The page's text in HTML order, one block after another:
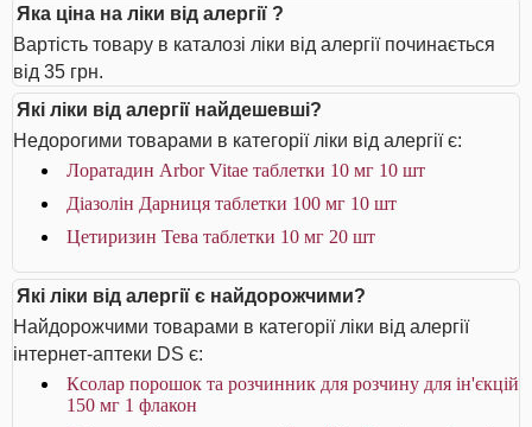
Яка ціна на ліки від алергії ?
Вартість товару в каталозі ліки від алергії починається
від 35 грн.
Які ліки від алергії найдешевші?
Недорогими товарами в категорії ліки від алергії є:
Лоратадин Arbor Vitae таблетки 10 мг 10 шт
Діазолін Дарниця таблетки 100 мг 10 шт
Цетиризин Тева таблетки 10 мг 20 шт
Які ліки від алергії є найдорожчими?
Найдорожчими товарами в категорії ліки від алергії
інтернет-аптеки DS є:
Ксолар порошок та розчинник для розчину для ін'єкцій
150 мг 1 флакон